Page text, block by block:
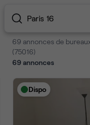
Paris 16
69 annonces de
(75016)
69 annonces
Dispo